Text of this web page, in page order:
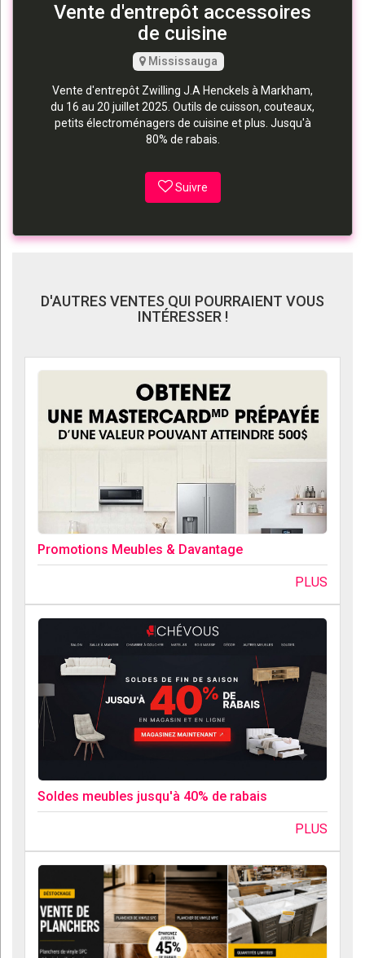
Vente d'entrepôt accessoires
de cuisine
Mississauga
Vente d'entrepôt Zwilling J.A Henckels à Markham,
du 16 au 20 juillet 2025. Outils de cuisson, couteaux,
petits électroménagers de cuisine et plus. Jusqu'à
80% de rabais.
Suivre
D'AUTRES VENTES QUI POURRAIENT VOUS
INTÉRESSER !
Promotions Meubles & Davantage
PLUS
Soldes meubles jusqu'à 40% de rabais
PLUS